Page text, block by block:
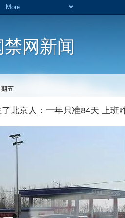
网新闻
五
了北京人：一年只准84天 上班